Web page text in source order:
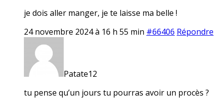
je dois aller manger, je te laisse ma belle !
24 novembre 2024 à 16 h 55 min #66406 Répondre
Patate12
tu pense qu’un jours tu pourras avoir un procès ?